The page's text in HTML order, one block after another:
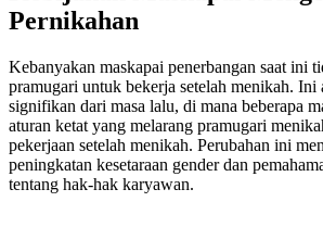
Pernikahan
Kebanyakan maskapai penerbangan saat ini
pramugari untuk bekerja setelah menikah. Ini
signifikan dari masa lalu, di mana beberapa
aturan ketat yang melarang pramugari
pekerjaan setelah menikah. Perubahan ini
peningkatan kesetaraan gender dan
tentang hak-hak karyawan.